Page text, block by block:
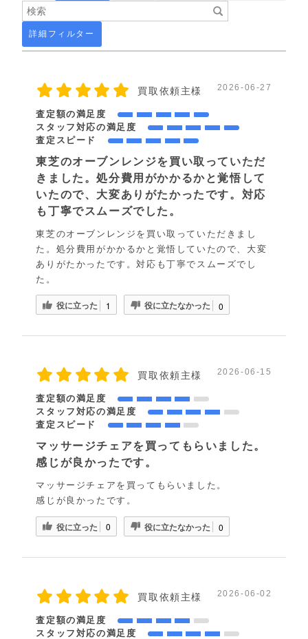
詳細フィルター
買取依頼主様 2026-06-27
査定額の満足度
スタッフ対応の満足度
査定スピード
東芝のオーブンレンジを買い取っていただ
きました。処分費用がかかるかと覚悟して
いたので、大変ありがたかったです。対応
も丁寧でスムーズでした。
東芝のオーブンレンジを買い取っていただきまし
た。処分費用がかかるかと覚悟していたので、大変
ありがたかったです。対応も丁寧でスムーズでし
た。
役に立った 1 役に立たなかった 0
買取依頼主様 2026-06-15
査定額の満足度
スタッフ対応の満足度
査定スピード
マッサージチェアを買ってもらいました。
感じが良かったです。
マッサージチェアを買ってもらいました。
感じが良かったです。
役に立った 0 役に立たなかった 0
買取依頼主様 2026-06-02
査定額の満足度
スタッフ対応の満足度